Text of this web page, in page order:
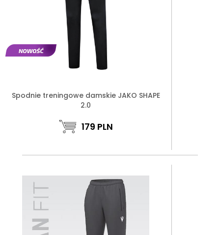
Spodnie treningowe damskie JAKO SHAPE
2.0
179 PLN